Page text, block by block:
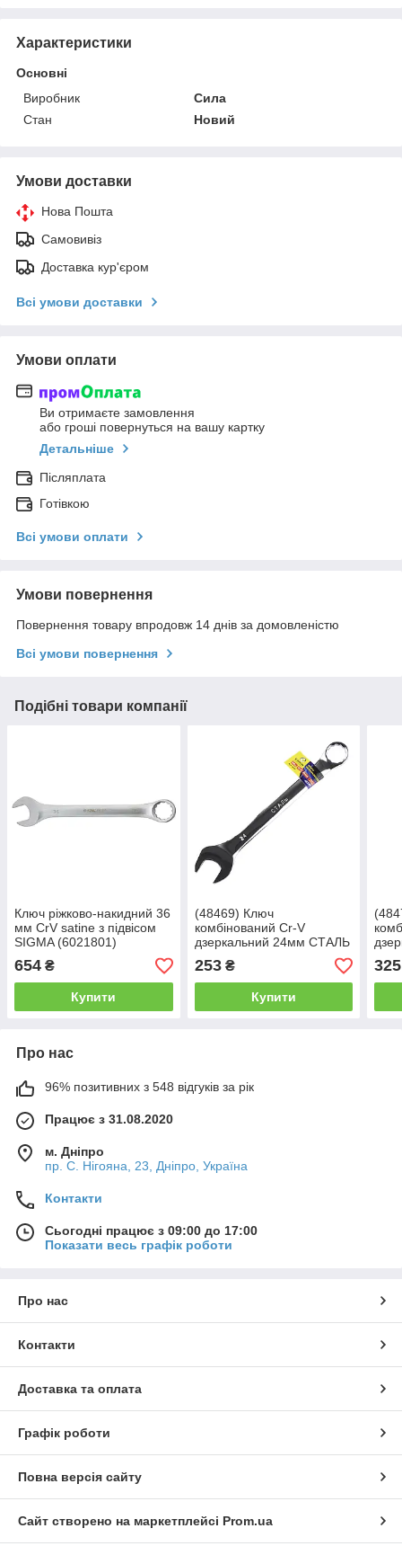
Характеристики
Основні
Виробник
Сила
Стан
Новий
Умови доставки
Нова Пошта
Самовивіз
Доставка кур'єром
Всі умови доставки
Умови оплати
Ви отримаєте замовлення
або гроші повернуться на вашу картку
Детальніше
Післяплата
Готівкою
Всі умови оплати
Умови повернення
Повернення товару впродовж 14 днів за домовленістю
Всі умови повернення
Подібні товари компанії
Ключ ріжково-накидний 36
мм CrV satine з підвісом
SIGMA (6021801)
654 ₴
Купити
(48469) Ключ
комбінований Cr-V
дзеркальний 24мм СТАЛЬ
253₴
Купити
325
Про нас
96% позитивних з 548 відгуків за рік
Працює з 31.08.2020
м. Дніпро
пр. С. Нігояна, 23, Дніпро, Україна
Контакти
Сьогодні працює з 09:00 до 17:00
Показати весь графік роботи
Про нас
Контакти
Доставка та оплата
Графік роботи
Повна версія сайту
Сайт створено на маркетплейсі Prom.ua